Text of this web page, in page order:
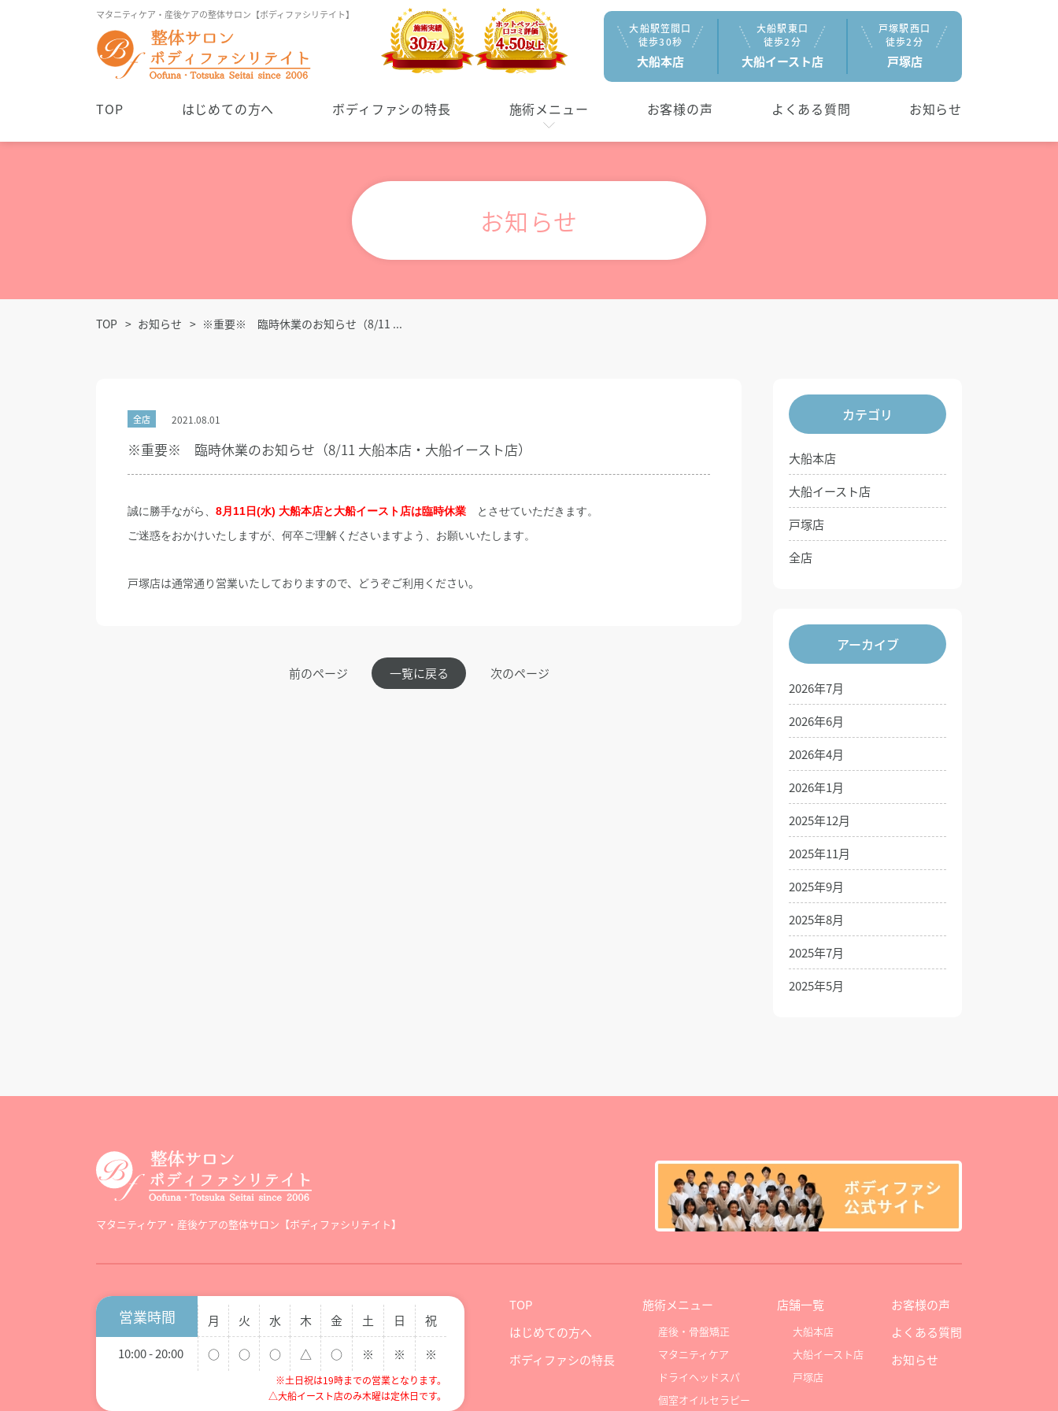
マタニティケア・産後ケアの整体サロン【ボディファシリテイト】
大船駅笠間口
徒歩30秒
大船本店
大船駅東口
徒歩2分
大船イースト店
戸塚駅西口
徒歩2分
戸塚店
TOP はじめての方へ ボディファシの特長 施術メニュー
メニューを見る
ドライヘッドスパ
メニューを見る
お客様の声 よくある質問 お知らせ
お知らせ
TOP お知らせ ※重要※ 臨時休業のお知らせ（8/11 ...
全店 2021.08.01
※重要※ 臨時休業のお知らせ（8/11 大船本店・大船イースト店）
誠に勝手ながら、 8月 11日(水) 大船本店と大船イースト店は臨時休業 とさせていただきます。
ご迷惑をおかけいたしますが、何卒ご理解くださいますよう、お願いいたします。
戸塚店は通常通り営業いたしておりますので、どうぞご利用ください。
前のページ 一覧に戻る 次のページ
カテゴリ
大船本店
大船イースト店
戸塚店
全店
アーカイブ
2026年7月
2026年6月
2026年4月
2026年1月
2025年12月
2025年11月
2025年9月
2025年8月
2025年7月
2025年5月
マタニティケア・産後ケアの整体サロン 【ボディファシリテイト】
営業時間 月 火 水 木 金 土 日
祝
10:00 - 20:00
○ ○ ○ △ ○ ※ ※ ※
※土日祝は19時までの営業となります。
△大船イースト店のみ木曜は定休日です。
TOP
はじめての方へ
ボディファシの特長
施術メニュー
産後・骨盤矯正
マタニティケア
ドライヘッドスパ
個室オイルセラピー
店舗一覧
大船本店
大船イースト店
戸塚店
お客様の声
よくある質問
お知らせ